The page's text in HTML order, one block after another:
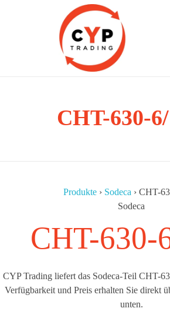
CYP Trading
Professionelle Ersatzteilbeschaffung
CHT-630-
Produkte › Sodeca › CHT-
Sodeca
CHT-630-
CYP Trading liefert das Sodeca-Teil CHT-
Verfügbarkeit und Preis erhalten Sie direkt
unten.